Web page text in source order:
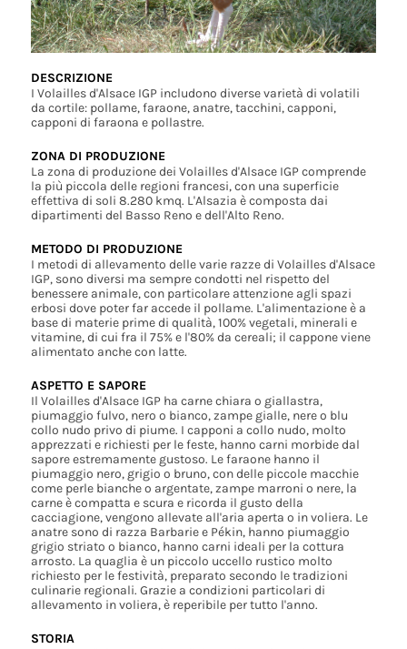
DESCRIZIONE
I Volailles d'Alsace IGP includono diverse varietà di volatili
da cortile: pollame, faraone, anatre, tacchini, capponi,
capponi di faraona e pollastre.
ZONA DI PRODUZIONE
La zona di produzione dei Volailles d'Alsace IGP comprende
la più piccola delle regioni francesi, con una superficie
effettiva di soli 8.280 kmq. L'Alsazia è composta dai
dipartimenti del Basso Reno e dell'Alto Reno.
METODO DI PRODUZIONE
I metodi di allevamento delle varie razze di Volailles d'Alsace
IGP, sono diversi ma sempre condotti nel rispetto del
benessere animale, con particolare attenzione agli spazi
erbosi dove poter far accede il pollame. L'alimentazione è a
base di materie prime di qualità, 100% vegetali, minerali e
vitamine, di cui fra il 75% e l'80% da cereali; il cappone viene
alimentato anche con latte.
ASPETTO E SAPORE
Il Volailles d'Alsace IGP ha carne chiara o giallastra,
piumaggio fulvo, nero o bianco, zampe gialle, nere o blu
collo nudo privo di piume. I capponi a collo nudo, molto
apprezzati e richiesti per le feste, hanno carni morbide dal
sapore estremamente gustoso. Le faraone hanno il
piumaggio nero, grigio o bruno, con delle piccole macchie
come perle bianche o argentate, zampe marroni o nere, la
carne è compatta e scura e ricorda il gusto della
cacciagione, vengono allevate all'aria aperta o in voliera. Le
anatre sono di razza Barbarie e Pékin, hanno piumaggio
grigio striato o bianco, hanno carni ideali per la cottura
arrosto. La quaglia è un piccolo uccello rustico molto
richiesto per le festività, preparato secondo le tradizioni
culinarie regionali. Grazie a condizioni particolari di
allevamento in voliera, è reperibile per tutto l'anno.
STORIA